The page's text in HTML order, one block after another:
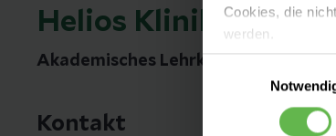
Cookies, die
werden.
Es steht Ihnen
nicht
einzuwilligen.
Einwilligungsauswahl
Helios Klinikum
Akademisches Lehrkrankenhaus
Kontakt